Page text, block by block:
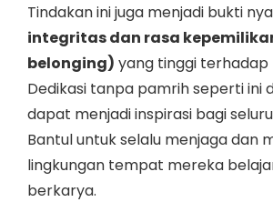
Tindakan ini juga menjadi bukti
integritas dan rasa
belonging) yang tinggi terhadap
Dedikasi tanpa pamrih seperti ini
dapat menjadi inspirasi bagi
Bantul untuk selalu menjaga dan
lingkungan tempat mereka
berkarya.